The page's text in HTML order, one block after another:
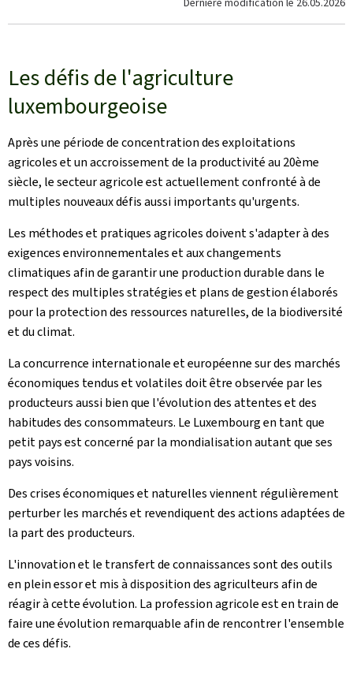
Les défis de l'agriculture
luxembourgeoise
Après une période de concentration des exploitations
agricoles et un accroissement de la productivité au 20ème
siècle, le secteur agricole est actuellement confronté à de
multiples nouveaux défis aussi importants qu'urgents.
Les méthodes et pratiques agricoles doivent s'adapter à des
exigences environnementales et aux changements
climatiques afin de garantir une production durable dans le
respect des multiples stratégies et plans de gestion élaborés
pour la protection des ressources naturelles, de la biodiversité
et du climat.
La concurrence internationale et européenne sur des marchés
économiques tendus et volatiles doit être observée par les
producteurs aussi bien que l'évolution des attentes et des
habitudes des consommateurs. Le Luxembourg en tant que
petit pays est concerné par la mondialisation autant que ses
pays voisins.
Des crises économiques et naturelles viennent régulièrement
perturber les marchés et revendiquent des actions adaptées de
la part des producteurs.
L'innovation et le transfert de connaissances sont des outils
en plein essor et mis à disposition des agriculteurs afin de
réagir à cette évolution. La profession agricole est en train de
faire une évolution remarquable afin de rencontrer l'ensemble
de ces défis.